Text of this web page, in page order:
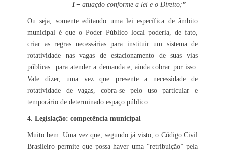
I – atuação conforme a lei e o Direito;”
Ou seja, somente editando uma lei específica de âmbito
municipal é que o Poder Público local poderia, de fato,
criar as regras necessárias para instituir um sistema de
rotatividade nas vagas de estacionamento de suas vias
públicas para atender a demanda e, ainda cobrar por isso.
Vale dizer, uma vez que presente a necessidade de
rotatividade de vagas, cobra-se pelo uso particular e
temporário de determinado espaço público.
4. Legislação: competência municipal
Muito bem. Uma vez que, segundo já visto, o Código Civil
Brasileiro permite que possa haver uma “retribuição” pela